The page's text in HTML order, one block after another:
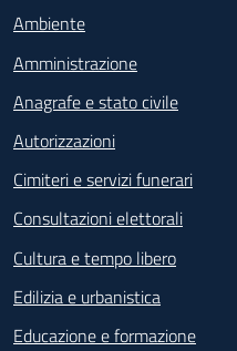
Ambiente
Amministrazione
Anagrafe e stato civile
Autorizzazioni
Cimiteri e servizi funerari
Consultazioni elettorali
Cultura e tempo libero
Edilizia e urbanistica
Educazione e formazione